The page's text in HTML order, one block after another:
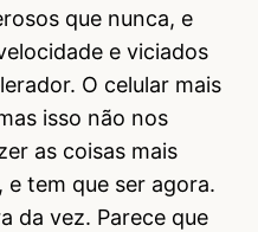
que nunca, e
e viciados
O celular mais
isso não nos
as coisas mais
e tem que ser agora.
da vez. Parece que